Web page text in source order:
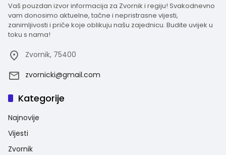
Vaš pouzdan izvor informacija za Zvornik i regiju! Svakodnevno
vam donosimo aktuelne, tačne i nepristrasne vijesti,
zanimljivosti i priče koje oblikuju našu zajednicu. Budite uvijek u
toku s nama!
Zvornik, 75400
zvornicki@gmail.com
Kategorije
Najnovije
Vijesti
Zvornik